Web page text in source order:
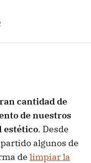
cantidad de
de nuestros
estético. Desde
algunos de
de limpiar la